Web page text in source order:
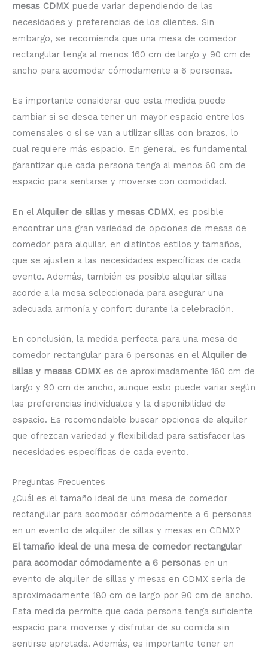
mesas CDMX puede variar dependiendo de las
necesidades y preferencias de los clientes. Sin
embargo, se recomienda que una mesa de comedor
rectangular tenga al menos 160 cm de largo y 90 cm de
ancho para acomodar cómodamente a 6 personas.
Es importante considerar que esta medida puede
cambiar si se desea tener un mayor espacio entre los
comensales o si se van a utilizar sillas con brazos, lo
cual requiere más espacio. En general, es fundamental
garantizar que cada persona tenga al menos 60 cm de
espacio para sentarse y moverse con comodidad.
En el Alquiler de sillas y mesas CDMX, es posible
encontrar una gran variedad de opciones de mesas de
comedor para alquilar, en distintos estilos y tamaños,
que se ajusten a las necesidades específicas de cada
evento. Además, también es posible alquilar sillas
acorde a la mesa seleccionada para asegurar una
adecuada armonía y confort durante la celebración.
En conclusión, la medida perfecta para una mesa de
comedor rectangular para 6 personas en el Alquiler de
sillas y mesas CDMX es de aproximadamente 160 cm de
largo y 90 cm de ancho, aunque esto puede variar según
las preferencias individuales y la disponibilidad de
espacio. Es recomendable buscar opciones de alquiler
que ofrezcan variedad y flexibilidad para satisfacer las
necesidades específicas de cada evento.
Preguntas Frecuentes
¿Cuál es el tamaño ideal de una mesa de comedor
rectangular para acomodar cómodamente a 6 personas
en un evento de alquiler de sillas y mesas en CDMX?
El tamaño ideal de una mesa de comedor rectangular
para acomodar cómodamente a 6 personas en un
evento de alquiler de sillas y mesas en CDMX sería de
aproximadamente 180 cm de largo por 90 cm de ancho.
Esta medida permite que cada persona tenga suficiente
espacio para moverse y disfrutar de su comida sin
sentirse apretada. Además, es importante tener en